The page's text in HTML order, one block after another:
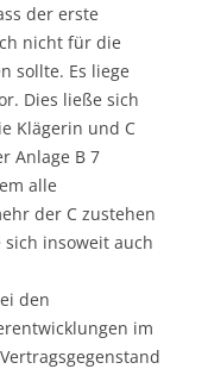
der erste
nicht für die
sollte. Es liege
Dies ließe sich
Klägerin und C
Anlage B 7
alle
der C zustehen
insoweit auch
den
im